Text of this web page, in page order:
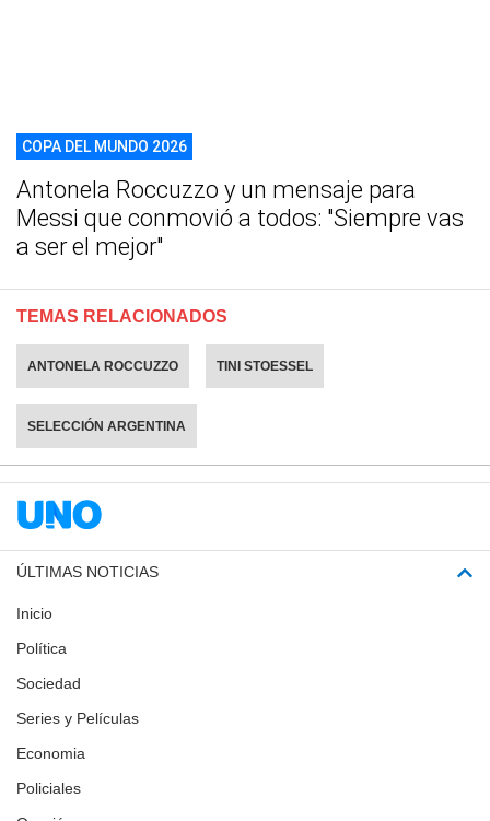
COPA DEL MUNDO 2026
Antonela Roccuzzo y un mensaje para
Messi que conmovió a todos: "Siempre vas
a ser el mejor"
TEMAS RELACIONADOS
ANTONELA ROCCUZZO TINI STOESSEL
SELECCIÓN ARGENTINA
ÚLTIMAS NOTICIAS
Inicio
Política
Sociedad
Series y Películas
Economia
Policiales